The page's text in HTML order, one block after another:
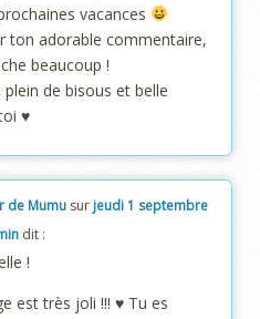
vacances
ton adorable commentaire,
beaucoup !
plein de bisous et belle
♥
de Mumu sur jeudi 1 septembre
dit :
!
est très joli !!! ♥ Tu es